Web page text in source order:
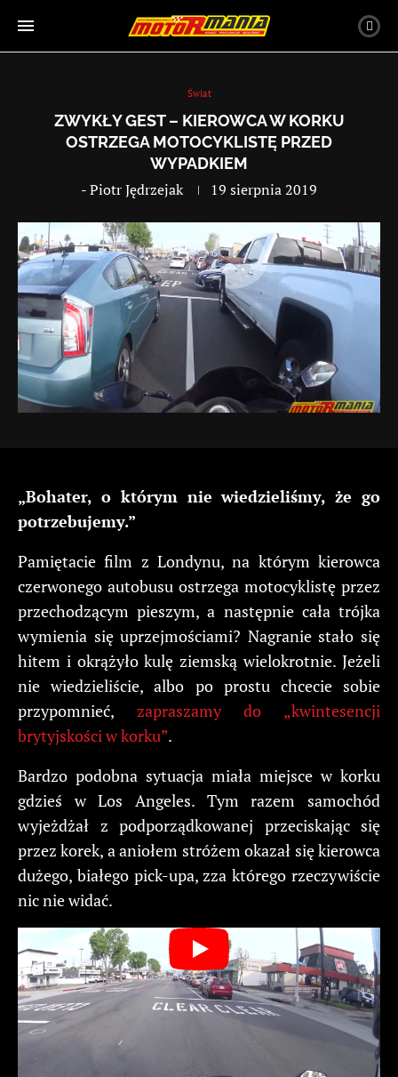
Świat
ZWYKŁY GEST – KIEROWCA W KORKU
OSTRZEGA MOTOCYKLISTĘ PRZED
WYPADKIEM
-Piotr Jędrzejak 19 sierpnia 2019
„Bohater, o którym nie wiedzieliśmy, że go
potrzebujemy.”
Pamiętacie film z Londynu, na którym kierowca
czerwonego autobusu ostrzega motocyklistę przez
przechodzącym pieszym, a następnie cała trójka
wymienia się uprzejmościami? Nagranie stało się
hitem i okrążyło kulę ziemską wielokrotnie. Jeżeli
nie wiedzieliście, albo po prostu chcecie sobie
przypomnieć, zapraszamy do „kwintesencji
brytyjskości w korku”.
Bardzo podobna sytuacja miała miejsce w korku
gdzieś w Los Angeles. Tym razem samochód
wyjeżdżał z podporządkowanej przeciskając się
przez korek, a aniołem stróżem okazał się kierowca
dużego, białego pick-upa, zza którego rzeczywiście
nic nie widać.